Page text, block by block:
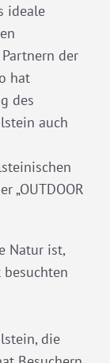
ideale
der
hat
des
auch
„OUTDOOR
Natur ist,
die